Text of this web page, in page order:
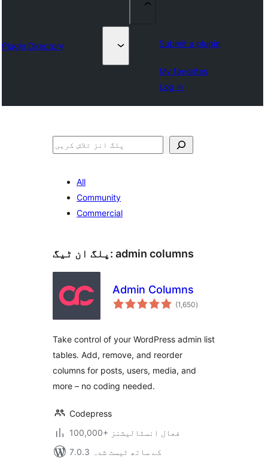
Plugin Directory Submit a plugin
My favorites
Log in
تلاش
All
Community
Commercial
پلگ ان ٹیگ: admin columns
Admin Columns
(1,650مجموعی
درجہ
)
Take control of your WordPress admin list
tables. Add, remove, and reorder
columns for posts, users, media, and
more – no coding needed.
Codepress
100,000+ فعال انسٹالیشنز
7.0.3 کے ساتھ ٹیسٹ شدہ